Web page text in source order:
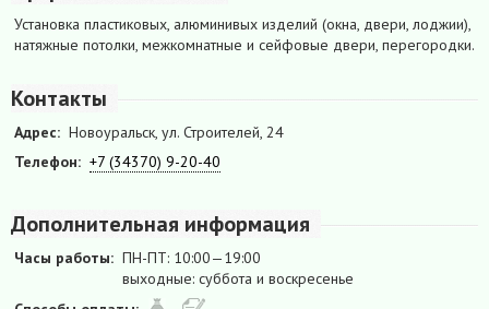
Установка пластиковых, алюминивых изделий (окна, двери, лоджии),
натяжные потолки, межкомнатные и сейфовые двери, перегородки.
Контакты
Адрес: Новоуральск, ул. Строителей, 24
Телефон: +7 (34370) 9-20-40
Дополнительная информация
Часы работы: ПН-ПТ: 10:00—19:00
выходные: суббота и воскресенье